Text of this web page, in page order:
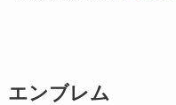
エンブレム